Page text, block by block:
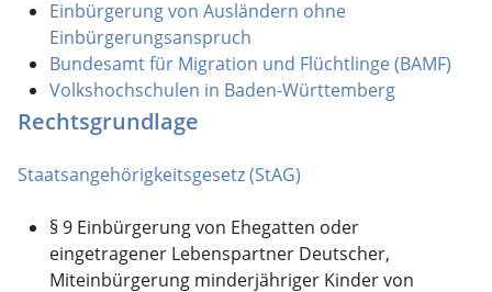
Einbürgerung von Ausländern ohne
Einbürgerungsanspruch
Bundesamt für Migration und Flüchtlinge (BAMF)
Volkshochschulen in Baden-Württemberg
Rechtsgrundlage
Staatsangehörigkeitsgesetz (StAG)
§ 9 Einbürgerung von Ehegatten oder
eingetragener Lebenspartner Deutscher,
Miteinbürgerung minderjähriger Kinder von